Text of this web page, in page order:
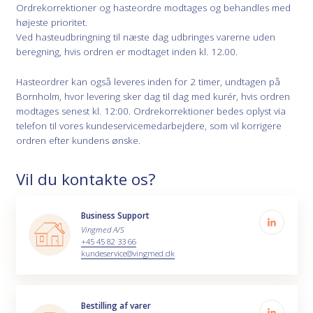
Ordrekorrektioner og hasteordre modtages og behandles med
højeste prioritet.
Ved hasteudbringning til næste dag udbringes varerne uden
beregning, hvis ordren er modtaget inden kl. 12.00.
Hasteordrer kan også leveres inden for 2 timer, undtagen på
Bornholm, hvor levering sker dag til dag med kurér, hvis ordren
modtages senest kl. 12:00. Ordrekorrektioner bedes oplyst via
telefon til vores kundeservicemedarbejdere, som vil korrigere
ordren efter kundens ønske.
Vil du kontakte os?
Business Support
Vingmed A/S
+45 45 82 33 66
kundeservice@vingmed.dk
Bestilling af varer